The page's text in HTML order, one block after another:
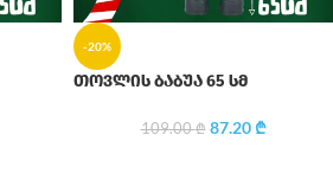
-20%
თოვლის ბაბუა 65 სმ
109.00₾ 87.20₾